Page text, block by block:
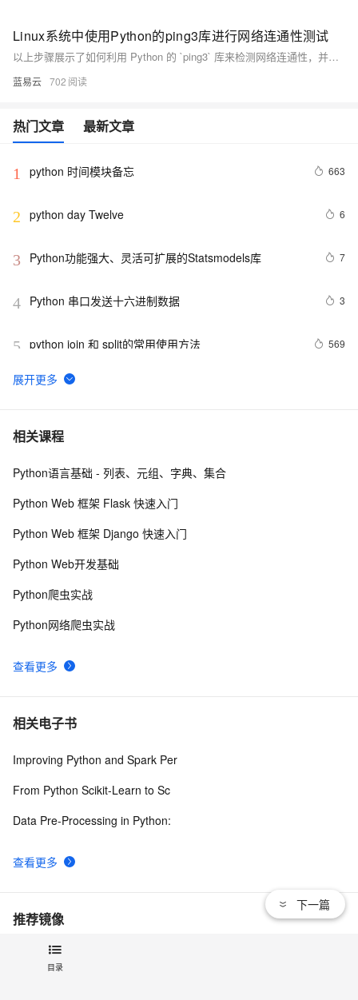
目录
Linux系统中使用Python的ping3库进行网络连通性测试
以上步骤展示了如何利用 Python 的 `ping3` 库来检测网络连通性，并且提供了基本错误处理方法以确保程序能够优雅地处理各种意外情形。通过简洁明快、易读易懂、实操性强等特点使得该方法非常适合开发者或系统管理员快速集成至自动化工具链之内进行日常运维任务之需求满足。
蓝易云 702
热门文章 最新文章
1 python 时间模块备忘 663
2 python day Twelve 6
3 Python功能强大、灵活可扩展的Statsmodels库 7
4 Python 串口发送十六进制数据 3
5 python join 和 split的常用使用方法 569
6 python 模块初始
7 python中使用and和or来实现其它语言中的?号表达式
8 python网络编程初级
和缺点
10Python PIL远程命令执行漏洞复现(CVE-2017-8291
相关课程
查看更多
Python语言基础 - 列表、元组、字典、集合
Python Web 框架 Flask 快速入门
Python Web 框架 Django 快速入门
Python Web开发基础
Python爬虫实战
Python网络爬虫实战
相关电子书
查看更多
Improving Python and Spark Per
From Python Scikit-Learn to Sc
Data Pre-Processing in Python:
推荐镜像
python-release
下一篇